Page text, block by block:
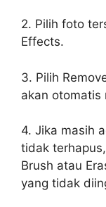
2. Pilih foto
Effects.
3. Pilih
akan otomatis
4. Jika masih
tidak
Brush atau
yang tidak